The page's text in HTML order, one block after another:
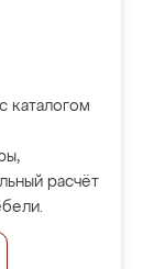
каталогом
расчёт